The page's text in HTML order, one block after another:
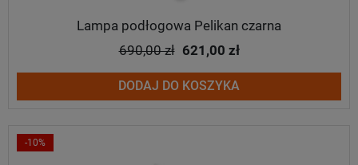
Lampa podłogowa Pelikan czarna
690,00 zł 621,00 zł
DODAJ DO KOSZYKA
-10%